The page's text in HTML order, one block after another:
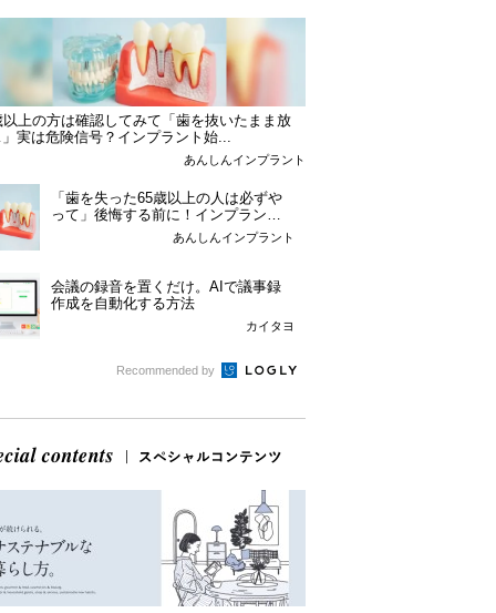
以上の方は確認してみて「歯を抜いたまま放
実は危険信号？インプラント始...
あんしんインプラント
「歯を失った65歳以上の人は必ずや
って」後悔する前に！インプラント
あんしんインプラント
会議の録音を置くだけ。AIで議事録
作成を自動化する方法
カイタヨ
Recommended by